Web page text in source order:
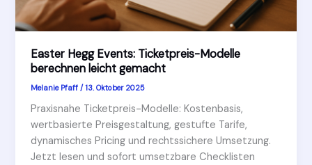
Easter Hegg Events: Ticketpreis-Modelle
berechnen leicht gemacht
Melanie Pfaff/13. Oktober 2025
Praxisnahe Ticketpreis-Modelle: Kostenbasis,
wertbasierte Preisgestaltung, gestufte Tarife,
dynamisches Pricing und rechtssichere Umsetzung.
Jetzt lesen und sofort umsetzbare Checklisten